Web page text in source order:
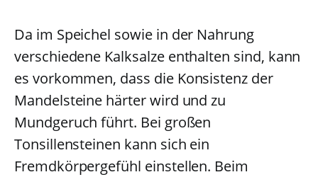
Da im Speichel sowie in der Nahrung
verschiedene Kalksalze enthalten sind, kann
es vorkommen, dass die Konsistenz der
Mandelsteine härter wird und zu
Mundgeruch führt. Bei großen
Tonsillensteinen kann sich ein
Fremdkörpergefühl einstellen. Beim